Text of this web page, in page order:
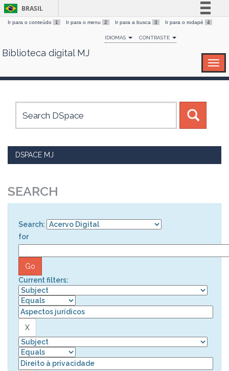
Skip
BRASIL
Simplifique!
Comunica BR
Canais
Ir para o conteúdo 1 Ir para o menu 2 Ir para a busca 3 Ir para o rodapé 4
IDIOMAS CONTRASTE
Biblioteca digital MJ
DSPACE MJ
SEARCH
Search:
for
Current filters: